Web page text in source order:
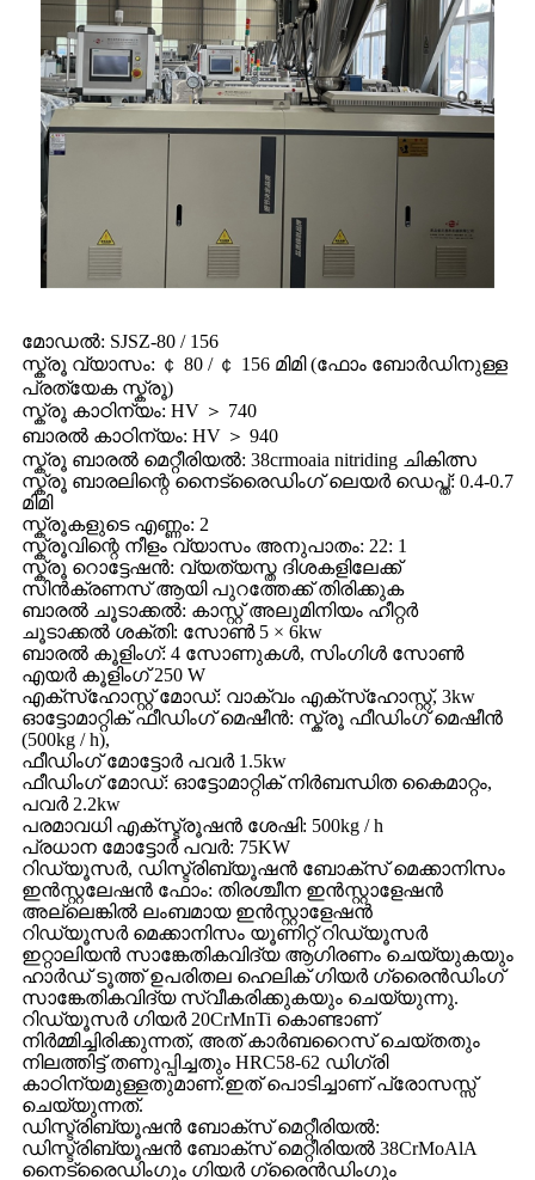
മോഡൽ: SJSZ-80 / 156
സ്ക്രൂ വ്യാസം: ￠ 80 / ￠ 156 മിമി (ഫോം ബോർഡിനുള്ള
പ്രത്യേക സ്ക്രൂ)
സ്ക്രൂ കാഠിന്യം: HV ＞ 740
ബാരൽ കാഠിന്യം: HV ＞ 940
സ്ക്രൂ ബാരൽ മെറ്റീരിയൽ: 38crmoaia nitriding ചികിത്സ
സ്ക്രൂ ബാരലിന്റെ നൈട്രൈഡിംഗ് ലെയർ ഡെപ്ത്: 0.4-0.7
മിമി
സ്ക്രൂകളുടെ എണ്ണം: 2
സ്ക്രൂവിന്റെ നീളം വ്യാസം അനുപാതം: 22: 1
സ്ക്രൂ റൊട്ടേഷൻ: വ്യത്യസ്ത ദിശകളിലേക്ക്
സിൻക്രണസ് ആയി പുറത്തേക്ക് തിരിക്കുക
ബാരൽ ചൂടാക്കൽ: കാസ്റ്റ് അലുമിനിയം ഹീറ്റർ
ചൂടാക്കൽ ശക്തി: സോൺ 5 × 6kw
ബാരൽ കൂളിംഗ്: 4 സോണുകൾ, സിംഗിൾ സോൺ
എയർ കൂളിംഗ് 250 W
എക്‌സ്‌ഹോസ്റ്റ് മോഡ്: വാക്വം എക്‌സ്‌ഹോസ്റ്റ്, 3kw
ഓട്ടോമാറ്റിക് ഫീഡിംഗ് മെഷീൻ: സ്ക്രൂ ഫീഡിംഗ് മെഷീൻ
(500kg / h),
ഫീഡിംഗ് മോട്ടോർ പവർ 1.5kw
ഫീഡിംഗ് മോഡ്: ഓട്ടോമാറ്റിക് നിർബന്ധിത കൈമാറ്റം,
പവർ 2.2kw
പരമാവധി എക്സ്ട്രൂഷൻ ശേഷി: 500kg / h
പ്രധാന മോട്ടോർ പവർ: 75KW
റിഡ്യൂസർ, ഡിസ്ട്രിബ്യൂഷൻ ബോക്സ് മെക്കാനിസം
ഇൻസ്റ്റലേഷൻ ഫോം: തിരശ്ചീന ഇൻസ്റ്റാളേഷൻ
അല്ലെങ്കിൽ ലംബമായ ഇൻസ്റ്റാളേഷൻ
റിഡ്യൂസർ മെക്കാനിസം യൂണിറ്റ് റിഡ്യൂസർ
ഇറ്റാലിയൻ സാങ്കേതികവിദ്യ ആഗിരണം ചെയ്യുകയും
ഹാർഡ് ടൂത്ത് ഉപരിതല ഹെലിക് ഗിയർ ഗ്രൈൻഡിംഗ്
സാങ്കേതികവിദ്യ സ്വീകരിക്കുകയും ചെയ്യുന്നു.
റിഡ്യൂസർ ഗിയർ 20CrMnTi കൊണ്ടാണ്
നിർമ്മിച്ചിരിക്കുന്നത്, അത് കാർബറൈസ് ചെയ്തതും
നിലത്തിട്ട് തണുപ്പിച്ചതും HRC58-62 ഡിഗ്രി
കാഠിന്യമുള്ളതുമാണ്.ഇത് പൊടിച്ചാണ് പ്രോസസ്സ്
ചെയ്യുന്നത്.
ഡിസ്ട്രിബ്യൂഷൻ ബോക്സ് മെറ്റീരിയൽ:
ഡിസ്ട്രിബ്യൂഷൻ ബോക്സ് മെറ്റീരിയൽ 38CrMoAlA
നൈട്രൈഡിംഗും ഗിയർ ഗ്രൈൻഡിംഗും